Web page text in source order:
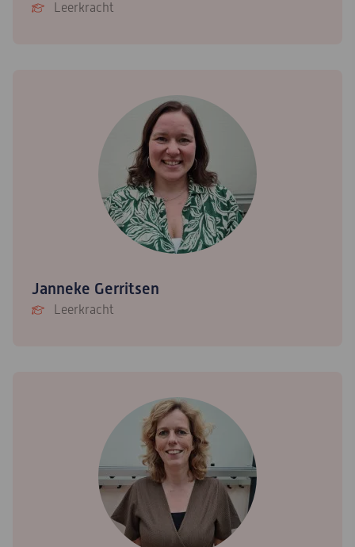
Leerkracht
Janneke Gerritsen
Leerkracht